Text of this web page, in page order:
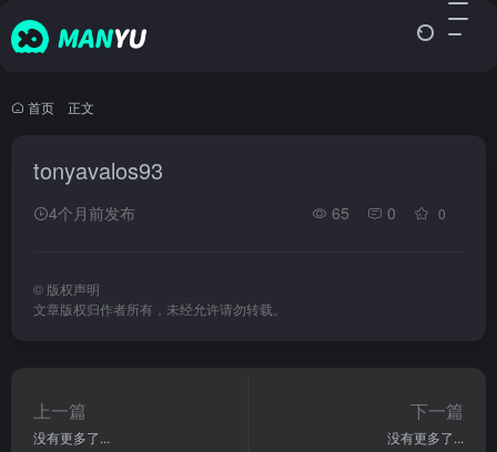
首页 正文
tonyavalos93
4个月前发布 65 0 0
© 版权声明
文章版权归作者所有，未经允许请勿转载。
上一篇
没有更多了...
下一篇
没有更多了...